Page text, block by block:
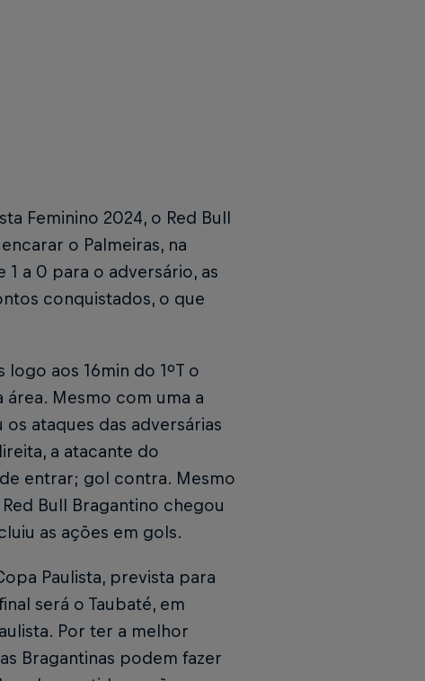
Feminino 2024, o Red Bull
o Palmeiras, na
a 0 para o adversário, as
conquistados, o que
aos 16min do 1ºT o
Mesmo com uma a
ataques das adversárias
a atacante do
entrar; gol contra. Mesmo
Bull Bragantino chegou
as ações em gols.
Paulista, prevista para
será o Taubaté, em
Por ter a melhor
Bragantinas podem fazer